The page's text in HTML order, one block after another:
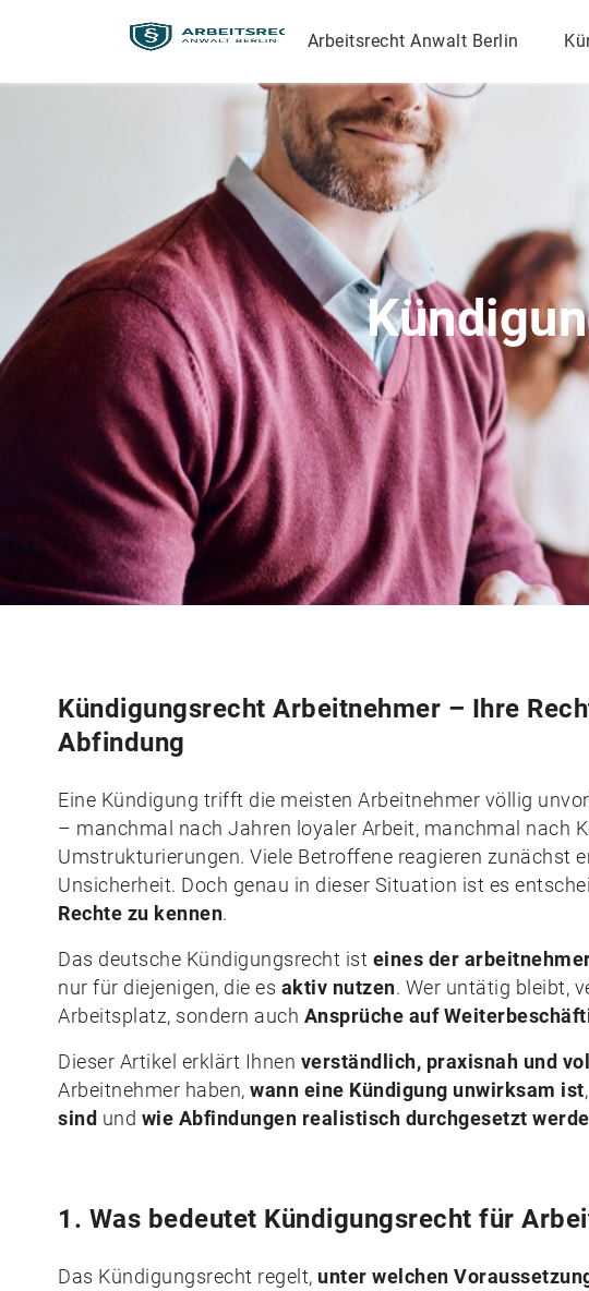
Arbeitsrecht Anwalt Berlin
Kündigungsrecht Arbeitnehmer – Ihre
Abfindung
Eine Kündigung trifft die meisten Arbeitnehmer völlig
– manchmal nach Jahren loyaler Arbeit, manchmal nach
Umstrukturierungen. Viele Betroffene reagieren zunächst
Unsicherheit. Doch genau in dieser Situation ist es
Rechte zu kennen.
Das deutsche Kündigungsrecht ist eines der
nur für diejenigen, die es aktiv nutzen. Wer untätig bleibt,
Arbeitsplatz, sondern auch Ansprüche auf
Dieser Artikel erklärt Ihnen verständlich, praxisnah und
Arbeitnehmer haben, wann eine Kündigung unwirksam ist
sind und wie Abfindungen realistisch durchgesetzt
1. Was bedeutet Kündigungsrecht für
Das Kündigungsrecht regelt, unter welchen